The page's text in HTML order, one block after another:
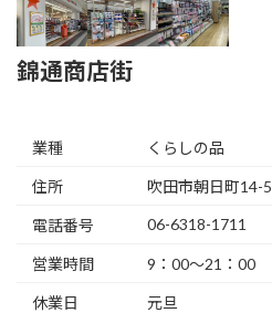
錦通商店街
業種 くらしの品
住所 吹田市朝日町14-5
電話番号 06-6318-1711
営業時間 9：00～21：00
休業日 元旦